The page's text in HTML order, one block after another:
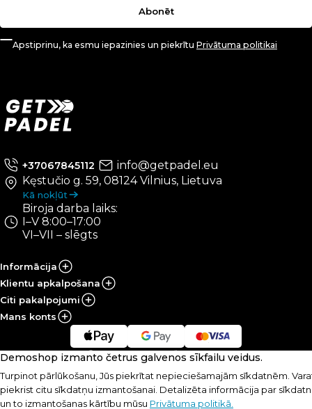
Apstiprinu, ka esmu iepazinies un piekrītu Privātuma politikai
Abonēt
+37067845112
info@getpadel.eu
Kęstučio g. 59, 08124 Vilnius, Lietuva
Kā nokļūt
Biroja darba laiks:
I–V 8:00–17:00
VI–VII – slēgts
Informācija
Klientu apkalpošana
Citi pakalpojumi
Mans konts
© UAB „PRS Sportas“, 2021-2026
Lēmums:
Demoshop izmanto četrus galvenos sīkfailu veidus.
Turpinot pārlūkošanu, Jūs piekrītat nepieciešamajām sīkdatnēm.
piekrist citu sīkdatņu izmantošanai. Detalizēta informācija par
un to izmantošanas kārtību mūsu Privātuma politikā.